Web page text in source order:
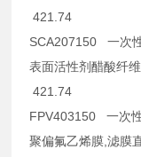
421.74
SCA207150 一次
表面活性剂醋酸纤
421.74
FPV403150 一次
聚偏氟乙烯膜,